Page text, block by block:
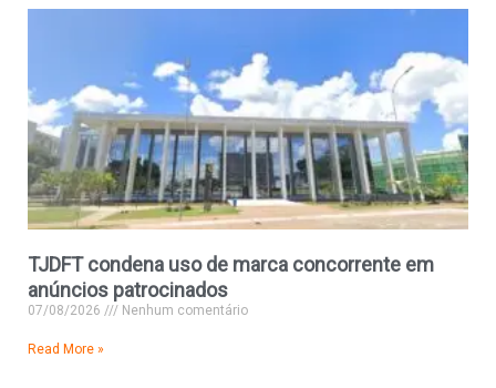
TJDFT condena uso de marca concorrente em
anúncios patrocinados
07/08/2026 Nenhum comentário
Read More »